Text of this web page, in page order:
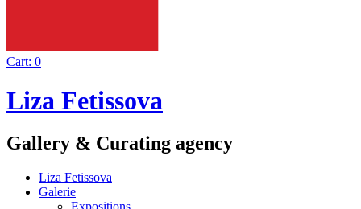
Cart: 0
Liza Fetissova
Gallery & Curating agency
Liza Fetissova
Galerie